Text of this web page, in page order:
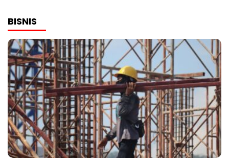
BISNIS